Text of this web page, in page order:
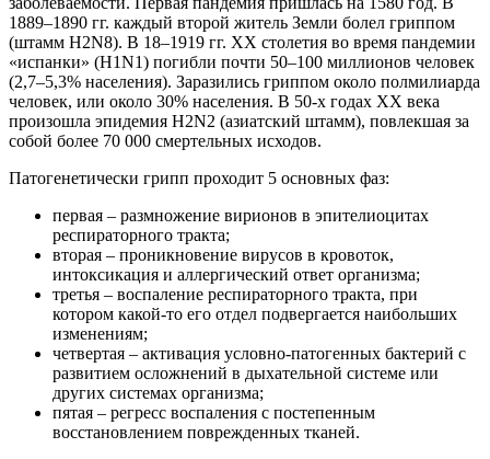
1889–1890 гг. каждый второй житель Земли болел гриппом
(штамм H2N8). В 18–1919 гг. ХХ столетия во время пандемии
«испанки» (H1N1) погибли почти 50–100 миллионов человек
(2,7–5,3% населения). Заразились гриппом около полмилиарда
человек, или около 30% населения. В 50-х годах XX века
произошла эпидемия H2N2 (азиатский штамм), повлекшая за
собой более 70 000 смертельных исходов.
Патогенетически грипп проходит 5 основных фаз:
первая – размножение вирионов в эпителиоцитах
респираторного тракта;
вторая – проникновение вирусов в кровоток,
интоксикация и аллергический ответ организма;
третья – воспаление респираторного тракта, при
котором какой-то его отдел подвергается наибольших
изменениям;
четвертая – активация условно-патогенных бактерий с
развитием осложнений в дыхательной системе или
других системах организма;
пятая – регресс воспаления с постепенным
восстановлением поврежденных тканей.